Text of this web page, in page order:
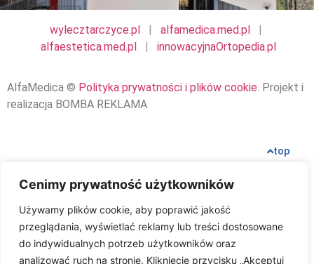
Cenimy prywatność użytkowników
Używamy plików cookie, aby poprawić jakość
przeglądania, wyświetlać reklamy lub treści dostosowane
do indywidualnych potrzeb użytkowników oraz
analizować ruch na stronie. Kliknięcie przycisku „Akceptuj
wylecztarczyce.pl | alfamedica.med.pl
|
alfaestetica.med.pl
| innowacyjnaOrtopedia.pl
AlfaMedica © Polityka prywatności i plików cookie. Projekt i
realizacja BOMBA REKLAMA
top